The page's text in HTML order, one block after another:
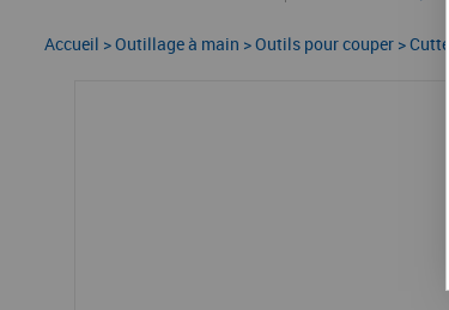
Accueil >Outillage à main >Outils pour couper >Cutter